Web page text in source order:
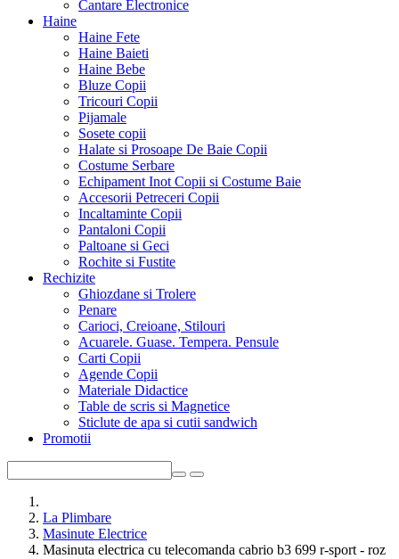
Cantare Electronice
Haine
Haine Fete
Haine Baieti
Haine Bebe
Bluze Copii
Tricouri Copii
Pijamale
Sosete copii
Halate si Prosoape De Baie Copii
Costume Serbare
Echipament Inot Copii si Costume Baie
Accesorii Petreceri Copii
Incaltaminte Copii
Pantaloni Copii
Paltoane si Geci
Rochite si Fustite
Rechizite
Ghiozdane si Trolere
Penare
Carioci, Creioane, Stilouri
Acuarele. Guase. Tempera. Pensule
Carti Copii
Agende Copii
Materiale Didactice
Table de scris si Magnetice
Sticlute de apa si cutii sandwich
Promotii
La Plimbare
Masinute Electrice
Masinuta electrica cu telecomanda cabrio b3 699 r-sport - roz